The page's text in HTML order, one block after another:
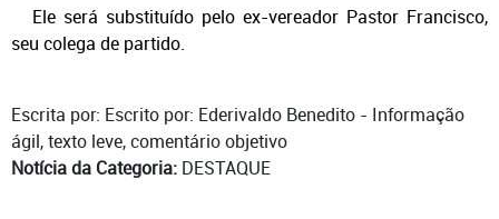
Ele será substituído pelo ex-vereador Pastor Francisco,
seu colega de partido.
Escrita por: Escrito por: Ederivaldo Benedito - Informação
ágil, texto leve, comentário objetivo
Notícia da Categoria: DESTAQUE